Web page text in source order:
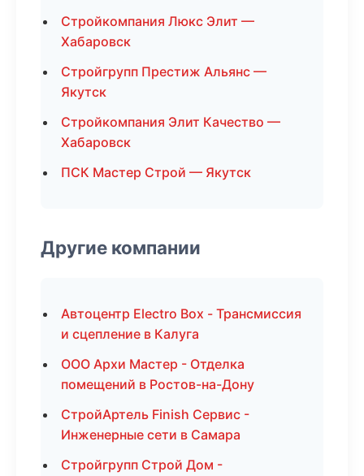
Стройкомпания Люкс Элит —
Хабаровск
Стройгрупп Престиж Альянс —
Якутск
Стройкомпания Элит Качество —
Хабаровск
ПСК Мастер Строй — Якутск
Другие компании
Автоцентр Electro Box - Трансмиссия
и сцепление в Калуга
ООО Архи Мастер - Отделка
помещений в Ростов-на-Дону
СтройАртель Finish Сервис -
Инженерные сети в Самара
Стройгрупп Строй Дом -